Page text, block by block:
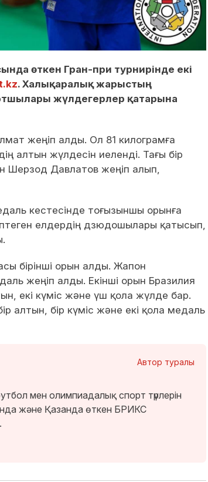
өткен Гран-при турнирінде екі
. Халықаралық жарыстың
жүлдегерлер қатарына
жеңіп алды. Ол 81 килограмға
алтын жүлдесін иеленді. Тағы бір
Шерзод Давлатов жеңіп алып,
кестесінде тоғызыншы орынға
елдердің дзюдошылары қатысып,
бірінші орын алды. Жапон
жеңіп алды. Екінші орын Бразилия
екі күміс және үш қола жүлде бар.
алтын, бір күміс және екі қола медаль
Автор туралы
мен олимпиадалық спорт түрлерін
және Қазанда өткен БРИКС